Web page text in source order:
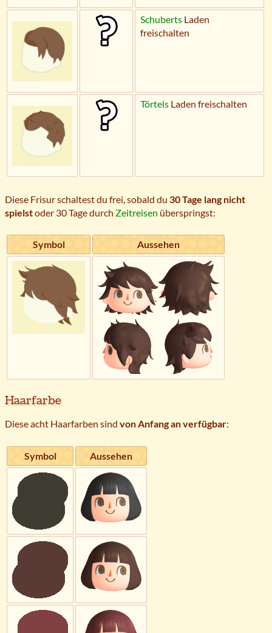
Schuberts Laden
freischalten
Törtels Laden freischalten
Diese Frisur schaltest du frei, sobald du 30 Tage lang nicht
spielstoder 30 Tage durch Zeitreisen überspringst:
Symbol Aussehen
Haarfarbe
Diese acht Haarfarben sind von Anfang an verfügbar:
Symbol Aussehen